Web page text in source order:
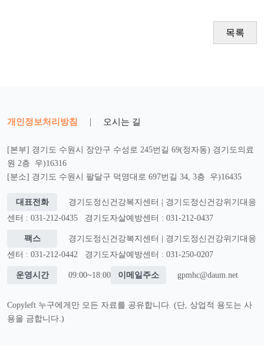
목록
개인정보처리방침 | 오시는 길
[본부] 경기도 수원시 장안구 수성로 245번길 69(정자동) 경기도의료
원 2층 우)16316
[분소] 경기도 수원시 팔달구 덕영대로 697번길 34, 3층 우)16435
대표전화
경기도정신건강복지센터 | 경기도정신건강위기대응
센터 : 031-212-0435
경기도자살예방센터 : 031-212-0437
팩스
경기도정신건강복지센터 | 경기도정신건강위기대응
센터 : 031-212-0442
경기도자살예방센터 : 031-250-0207
운영시간 09:00~18:00 이메일주소 gpmhc@daum.net
Copyleft 누구에게만 모든 자료를 공유합니다. (단, 상업적 용도는 사
용을 금합니다.)